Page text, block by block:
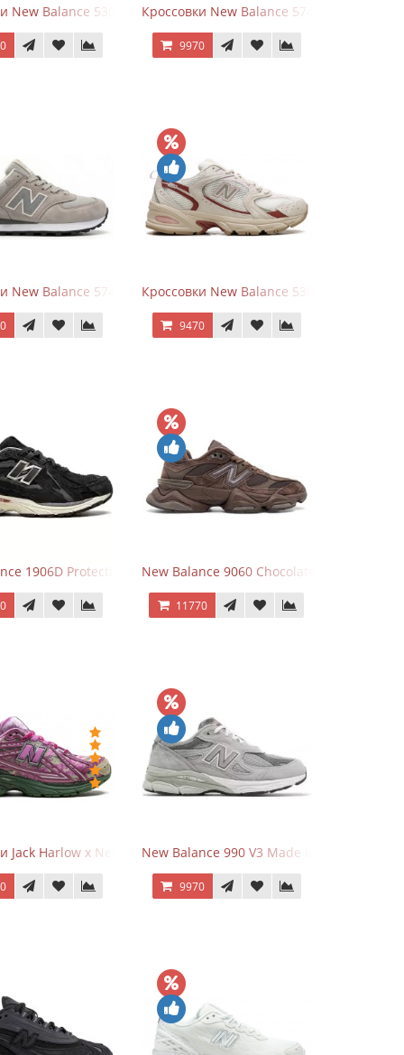
New Balance 530 White Silver MetallicКроссовки New Balance 574 Power Beige
9970
Leather
New Balance 574 Silver Summer FogКроссовки New Balance 530 Festival Pack
9470
1906D Protection Pack Black черныеNew Balance 9060 Chocolate Brown
11770
Jack Harlow x New Balance 1906r Kentucky Derby
New Balance 990 V3 Made in USA Grey
9970